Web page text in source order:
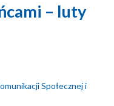
– luty
Społecznej i